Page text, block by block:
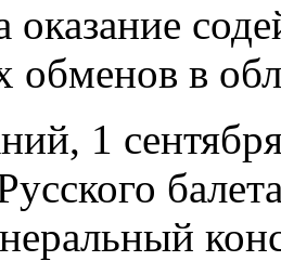
оказание
обменов в
1